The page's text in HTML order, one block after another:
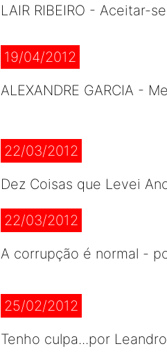
LAIR RIBEIRO - Aceitar-
19/04/2012
ALEXANDRE GARCIA -
22/03/2012
Dez Coisas que Levei
22/03/2012
A corrupção é normal -
25/02/2012
Tenho culpa...por